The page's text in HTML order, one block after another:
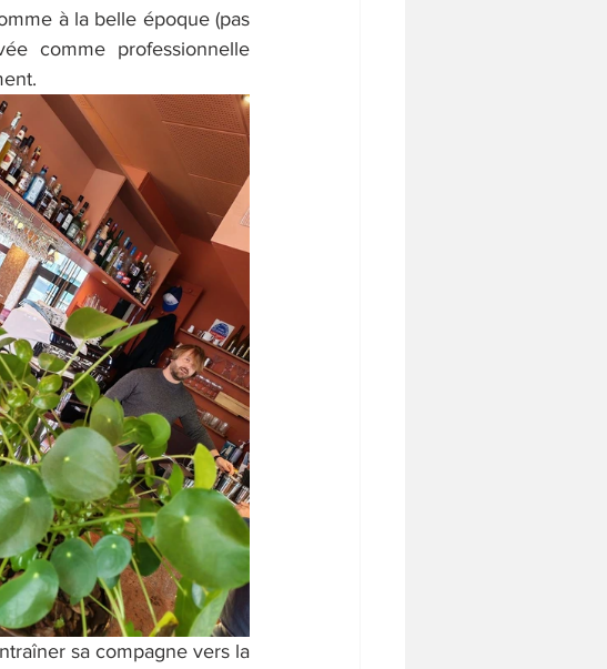
à la belle époque (pas
comme professionnelle
sa compagne vers la